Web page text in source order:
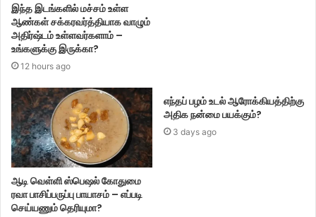
இந்த இடங்களில் மச்சம் உள்ள
ஆண்கள் சக்கரவர்த்தியாக வாழும்
அதிர்ஷ்டம் உள்ளவர்களாம் –
உங்களுக்கு இருக்கா?
12 hours ago
ஆடி வெள்ளி ஸ்பெஷல் கோதுமை
ரவா பாசிப்பருப்பு பாயாசம் – எப்படி
செய்யணும் தெரியுமா?
எந்தப் பழம் உடல் ஆரோக்கியத்திற்கு
அதிக நன்மை பயக்கும்?
3 days ago